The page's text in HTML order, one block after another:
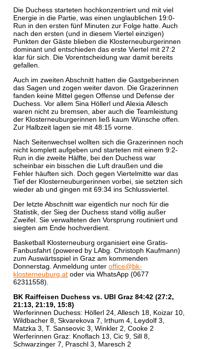
Die Duchess starteten hochkonzentriert und mit viel
Energie in die Partie, was einen unglaublichen 19:0-
Run in den ersten fünf Minuten zur Folge hatte. Auch
nach den ersten (und in diesem Viertel einzigen)
Punkten der Gäste blieben die Klosterneuburgerinnen
dominant und entschieden das erste Viertel mit 27:2
klar für sich. Die Vorentscheidung war damit bereits
gefallen.
Auch im zweiten Abschnitt hatten die Gastgeberinnen
das Sagen und zogen weiter davon. Die Grazerinnen
fanden keine Mittel gegen Offense und Defense der
Duchess. Vor allem Sina Höllerl und Alexia Allesch
waren nicht zu bremsen, aber auch die Teamleistung
der Klosterneuburgerinnen ließ kaum Wünsche offen.
Zur Halbzeit lagen sie mit 48:15 vorne.
Nach Seitenwechsel wollten sich die Grazerinnen noch
nicht komplett aufgeben und starteten mit einem 9:2-
Run in die zweite Hälfte, bei den Duchess war
scheinbar ein bisschen die Luft draußen und die
Fehler häuften sich. Doch gegen Viertelmitte war das
Tief der Klosterneuburgerinnen vorbei, sie setzten sich
wieder ab und gingen mit 69:34 ins Schlussviertel.
Der letzte Abschnitt war eigentlich nur noch für die
Statistik, der Sieg der Duchess stand völlig außer
Zweifel. Sie verwalteten den Vorsprung routiniert und
siegten am Ende hochverdient.
Basketball Klosterneuburg organisiert eine Gratis-
Fanbusfahrt (powered by LAbg. Christoph Kaufmann)
zum Auswärtsspiel in Graz am kommenden
Donnerstag. Anmeldung unteroffice@bk-
klosterneuburg.at oder via WhatsApp (0677
62311558).
BK Raiffeisen Duchess vs. UBI Graz 84:42 (27:2,
21:13, 21:19, 15:8)
Werferinnen Duchess: Höllerl 24, Allesch 18, Koizar 10,
Wildbacher 8, Skvarekova 7, Irthum 4, Leydolf 3,
Matzka 3, T. Sanseovic 3, Winkler 2, Cooke 2
Werferinnen Graz: Knoflach 13, Cic 9, Sill 8,
Schwarzinger 7, Praschl 3, Maresch 2